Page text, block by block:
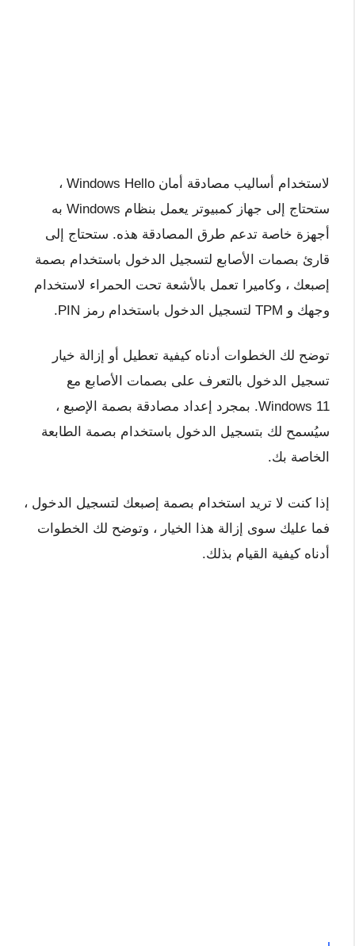
لاستخدام أساليب مصادقة أمان Windows Hello ،
ستحتاج إلى جهاز كمبيوتر يعمل بنظام Windows به
أجهزة خاصة تدعم طرق المصادقة هذه. ستحتاج إلى
قارئ بصمات الأصابع لتسجيل الدخول باستخدام بصمة
إصبعك ، وكاميرا تعمل بالأشعة تحت الحمراء لاستخدام
وجهك و TPM لتسجيل الدخول باستخدام رمز PIN.
توضح لك الخطوات أدناه كيفية تعطيل أو إزالة خيار
تسجيل الدخول بالتعرف على بصمات الأصابع مع
Windows 11. بمجرد إعداد مصادقة بصمة الإصبع ،
سيُسمح لك بتسجيل الدخول باستخدام بصمة الطابعة
الخاصة بك.
إذا كنت لا تريد استخدام بصمة إصبعك لتسجيل الدخول ،
فما عليك سوى إزالة هذا الخيار ، وتوضح لك الخطوات
أدناه كيفية القيام بذلك.